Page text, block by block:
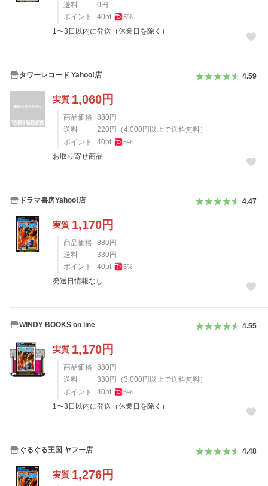
送料
0 円
ポイント
40pt 5%
1〜3日以内に発送（休業日を除く）
タワーレコード Yahoo!店 4.59
実質 1,060円
商品価格 880 円
送料
220 円 （4,000 円以上で送料無料）
ポイント
40pt 5%
お取り寄せ商品
ドラマ書房Yahoo!店 4.47
実質 1,170円
商品価格 880 円
送料
330 円
ポイント
40pt 5%
発送日情報なし
WINDY BOOKS on line 4.55
実質 1,170円
商品価格 880 円
送料
330 円 （3,000 円以上で送料無料）
ポイント
40pt 5%
1〜3日以内に発送（休業日を除く）
ぐるぐる王国 ヤフー店 4.48
実質 1,276円